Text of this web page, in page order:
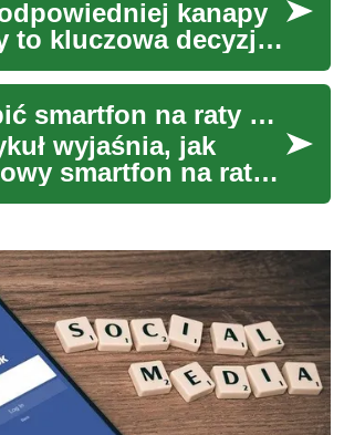
kanapy
to kluczowa decyzja
salonu. Te
tylko zapewniają
Jak kupić smartfon na raty bez początkowej wpłaty
wyjaśnia, jak
smartfon na raty
wpłaty
Omówię
ratalne,...